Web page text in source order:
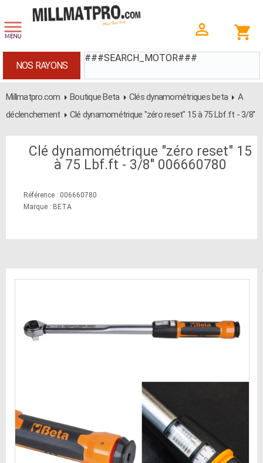
###SEARCH_MOTOR###
NOS RAYONS
Millmatpro.com Boutique Beta Clés dynamométriques beta
A
déclenchement
Clé dynamométrique "zéro reset" 15 à 75 Lbf.ft - 3/8''
Clé dynamométrique "zéro reset" 15
à 75 Lbf.ft - 3/8'' 006660780
Référence : 006660780
Marque : BETA